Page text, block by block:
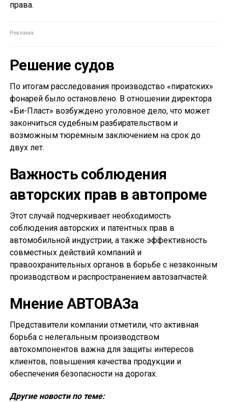
права.
Решение судов
По итогам расследования производство «пиратских»
фонарей было остановлено. В отношении директора
«Би-Пласт» возбуждено уголовное дело, что может
закончиться судебным разбирательством и
возможным тюремным заключением на срок до
двух лет.
Важность соблюдения
авторских прав в автопроме
Этот случай подчеркивает необходимость
соблюдения авторских и патентных прав в
автомобильной индустрии, а также эффективность
совместных действий компаний и
правоохранительных органов в борьбе с незаконным
производством и распространением автозапчастей.
Мнение АВТОВАЗа
Представители компании отметили, что активная
борьба с нелегальным производством
автокомпонентов важна для защиты интересов
клиентов, повышения качества продукции и
обеспечения безопасности на дорогах.
Другие новости по теме: